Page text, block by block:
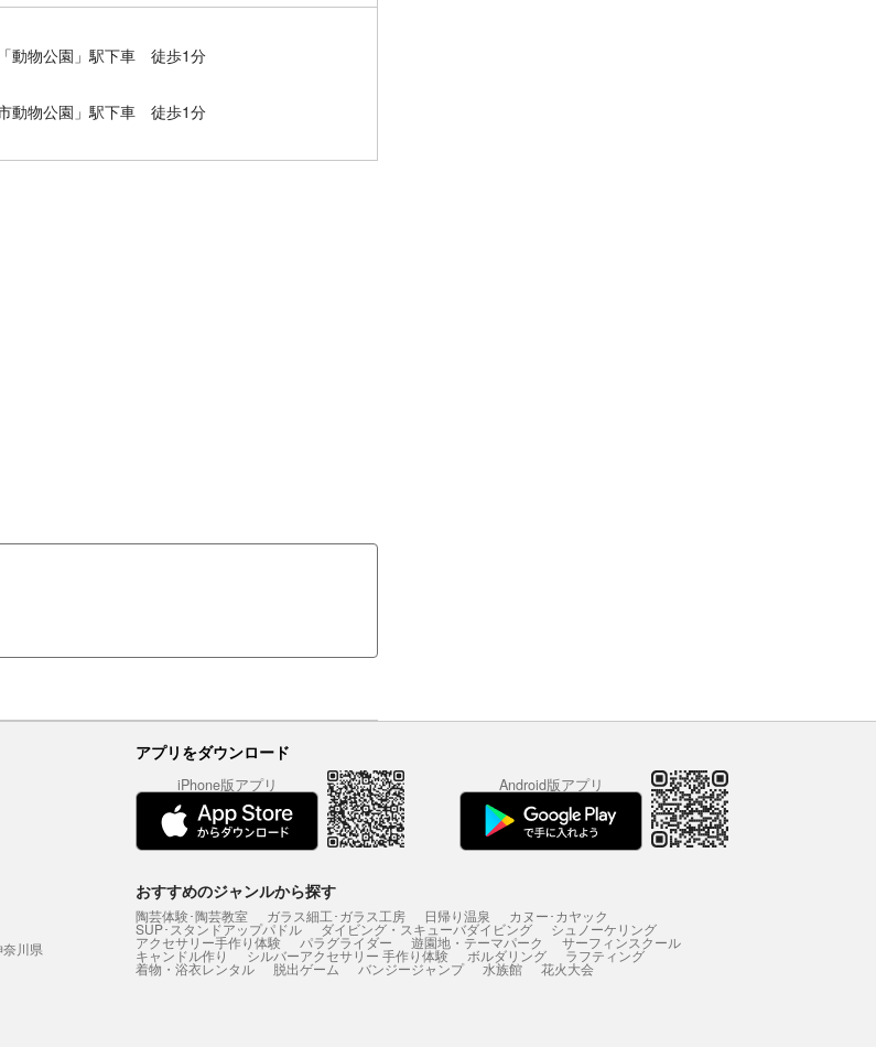
動物公園」駅下車 徒歩1分
動物公園」駅下車 徒歩1分
アプリをダウンロード
iPhone版アプリ Android版アプリ
奈川県
おすすめのジャンルから探す
陶芸体験･陶芸教室 ガラス細工･ガラス工房 日帰り温泉 カヌー･カヤック
SUP･スタンドアップパドル ダイビング・スキューバダイビング シュノーケリング
アクセサリー手作り体験 パラグライダー 遊園地・テーマパーク サーフィンスクール
キャンドル作り シルバーアクセサリー 手作り体験 ボルダリング ラフティング
着物・浴衣レンタル 脱出ゲーム バンジージャンプ 水族館 花火大会